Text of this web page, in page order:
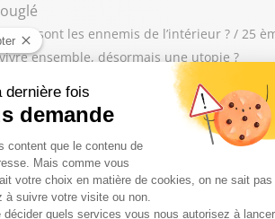
: qui sont les ennemis de l’intérieur ? / 25
ensemble, désormais une utopie ?
de la honte / Présidentielle 2027 :